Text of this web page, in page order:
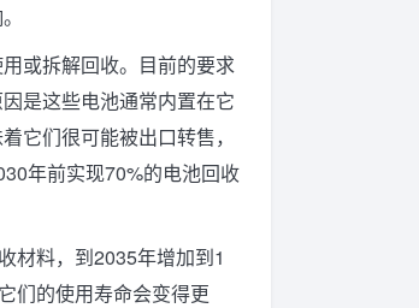
或拆解回收。目前的要求
是这些电池通常内置在它
它们很可能被出口转售，
年前实现70%的电池回收
材料，到2035年增加到1
们的使用寿命会变得更